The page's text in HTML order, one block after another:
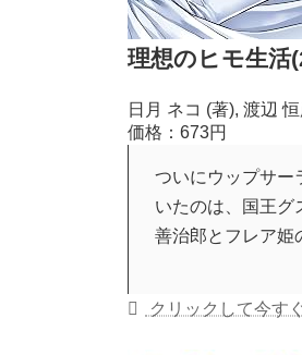
理想のヒモ生活
日月 ネコ (著), 渡辺
価格：673円
ついにウップサー
いたのは、国王
善治郎とフレア姫
クリックして今す